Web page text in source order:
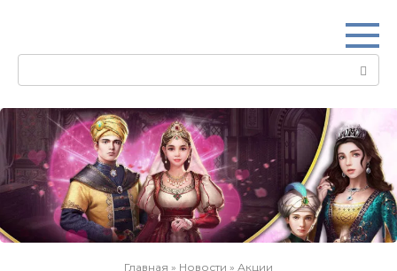
Поиск:
Главная » Новости » Акции